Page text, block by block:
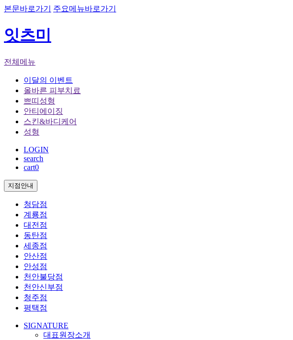
본문바로가기 주요메뉴바로가기
잇츠미
전체메뉴
이달의 이벤트
올바른 피부치료
쁘띠성형
안티에이징
스킨&바디케어
성형
LOGIN
search
cart0
지점안내
청담점
계룡점
대전점
동탄점
세종점
안산점
안성점
천안불당점
천안신부점
청주점
평택점
SIGNATURE
대표원장소개